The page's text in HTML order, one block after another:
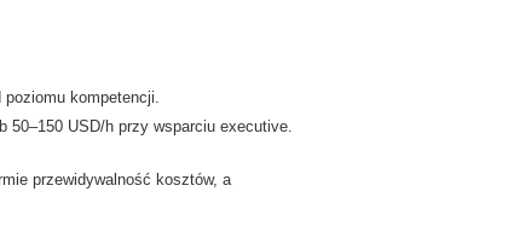
kompetencji.
50–150 USD/h przy wsparciu executive.
przewidywalność kosztów, a